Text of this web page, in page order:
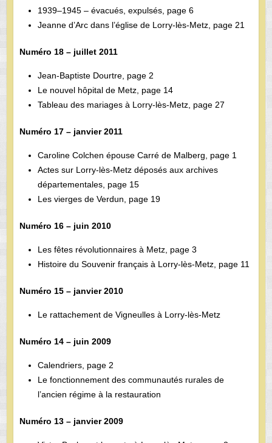
1939–1945 – évacués, expulsés, page 6
Jeanne d’Arc dans l’église de Lorry-lès-Metz, page 21
Numéro 18 – juillet 2011
Jean-Baptiste Dourtre, page 2
Le nouvel hôpital de Metz, page 14
Tableau des mariages à Lorry-lès-Metz, page 27
Numéro 17 – janvier 2011
Caroline Colchen épouse Carré de Malberg, page 1
Actes sur Lorry-lès-Metz déposés aux archives
départementales, page 15
Les vierges de Verdun, page 19
Numéro 16 – juin 2010
Les fêtes révolutionnaires à Metz, page 3
Histoire du Souvenir français à Lorry-lès-Metz, page 11
Numéro 15 – janvier 2010
Le rattachement de Vigneulles à Lorry-lès-Metz
Numéro 14 – juin 2009
Calendriers, page 2
Le fonctionnement des communautés rurales de
l’ancien régime à la restauration
Numéro 13 – janvier 2009